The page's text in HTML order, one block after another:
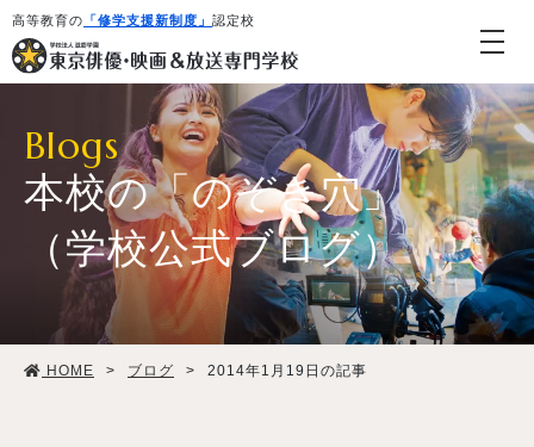
高等教育の 「修学支援新制度」 認定校
学校紹介・教育システム
Blogs
本校の「のぞき穴」
（学校公式ブログ）
HOME > ブログ > 2014年1月19日の記事